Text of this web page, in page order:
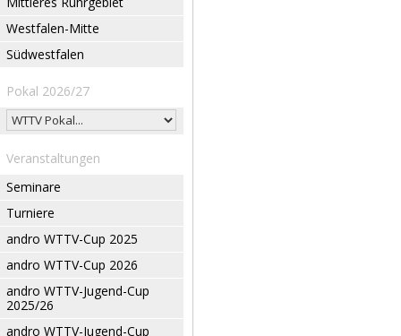
Westfalen-Mitte
Südwestfalen
Pokal 2026/27
Veranstaltungen
Seminare
Turniere
andro WTTV-Cup 2025
andro WTTV-Cup 2026
andro WTTV-Jugend-Cup
2025/26
andro WTTV-Jugend-Cup